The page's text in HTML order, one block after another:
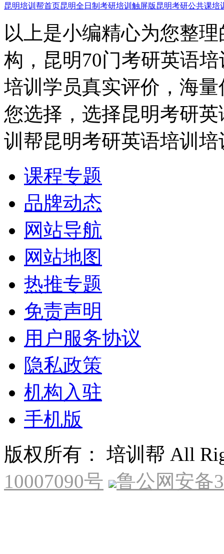
昆明培训帮首页昆明全日制考研培训触屏版昆明考研公共课培
以上是小编精心为您整
构，昆明70门考研英语
培训学员真实评价，海
您选择，选择昆明考研
训帮昆明考研英语培训
课程专题
品牌动态
网站导航
网站地图
热推专题
免责声明
用户服务协议
隐私政策
机构入驻
手机版
版权所有： 培训帮 All
10007090号
鲁公网安备